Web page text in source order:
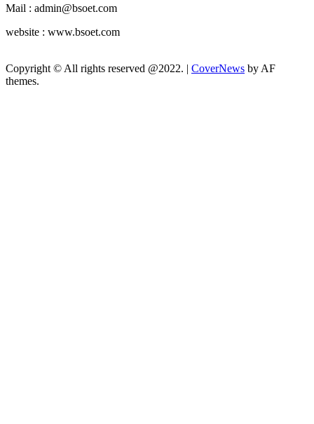
Mail : admin@bsoet.com
website : www.bsoet.com
Copyright © All rights reserved @2022. | CoverNews by AF
themes.